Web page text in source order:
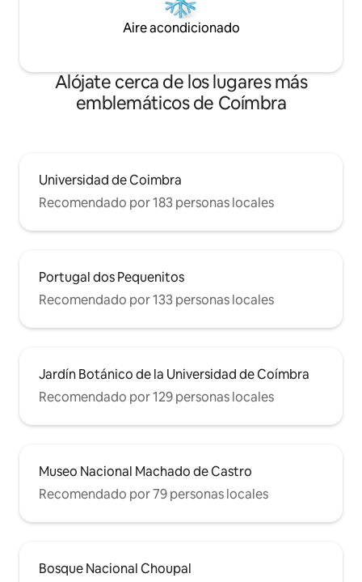
Aire acondicionado
Alójate cerca de los lugares más
emblemáticos de Coímbra
Universidad de Coimbra
Recomendado por 183 personas locales
Portugal dos Pequenitos
Recomendado por 133 personas locales
Jardín Botánico de la Universidad de Coímbra
Recomendado por 129 personas locales
Museo Nacional Machado de Castro
Recomendado por 79 personas locales
Bosque Nacional Choupal